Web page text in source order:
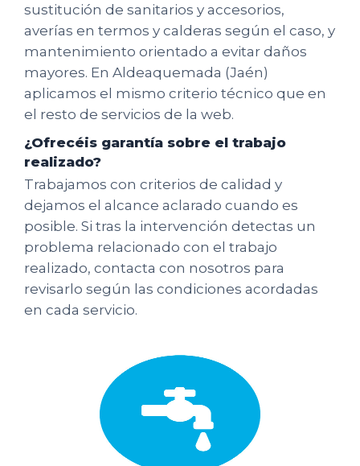
sustitución de sanitarios y accesorios,
averías en termos y calderas según el caso, y
mantenimiento orientado a evitar daños
mayores. En Aldeaquemada (Jaén)
aplicamos el mismo criterio técnico que en
el resto de servicios de la web.
¿Ofrecéis garantía sobre el trabajo
realizado?
Trabajamos con criterios de calidad y
dejamos el alcance aclarado cuando es
posible. Si tras la intervención detectas un
problema relacionado con el trabajo
realizado, contacta con nosotros para
revisarlo según las condiciones acordadas
en cada servicio.